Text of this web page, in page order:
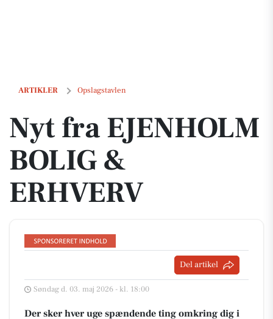
ARTIKLER Opslagstavlen
Nyt fra EJENHOLM BOLIG & ERHVERV
Nyt fra EJENHOLM
BOLIG &
ERHVERV
Del artikel
Søndag d. 03. maj 2026 - kl. 18:00
Der sker hver uge spændende ting omkring dig i